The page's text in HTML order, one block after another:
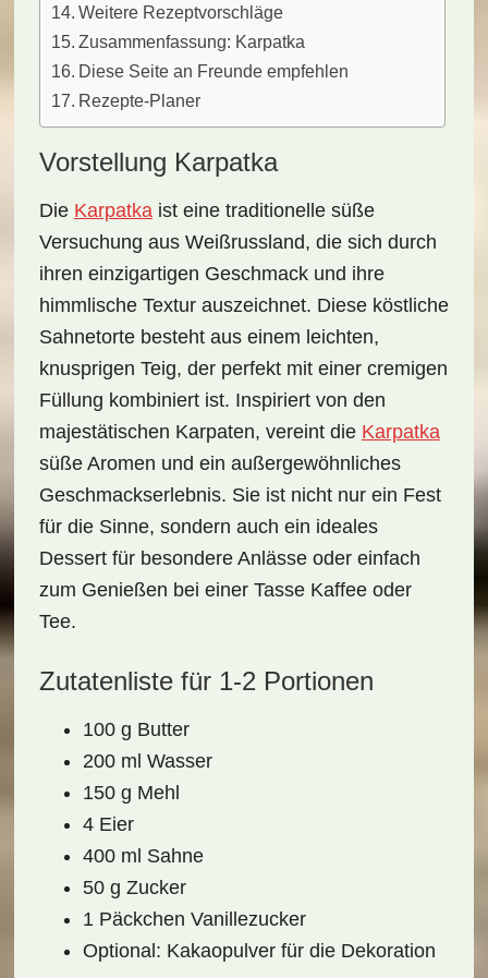
Weitere Rezeptvorschläge
Zusammenfassung: Karpatka
Diese Seite an Freunde empfehlen
Rezepte-Planer
Vorstellung Karpatka
Die Karpatkaist eine traditionelle süße
Versuchung aus Weißrussland, die sich durch
ihren einzigartigen Geschmack und ihre
himmlische Textur auszeichnet. Diese köstliche
Sahnetorte besteht aus einem leichten,
knusprigen Teig, der perfekt mit einer cremigen
Füllung kombiniert ist. Inspiriert von den
majestätischen Karpaten, vereint die Karpatka
süße Aromen und ein außergewöhnliches
Geschmackserlebnis. Sie ist nicht nur ein Fest
für die Sinne, sondern auch ein ideales
Dessert für besondere Anlässe oder einfach
zum Genießen bei einer Tasse Kaffee oder
Tee.
Zutatenliste für 1-2 Portionen
100 g Butter
200 ml Wasser
150 g Mehl
4 Eier
400 ml Sahne
50 g Zucker
1 Päckchen Vanillezucker
Optional: Kakaopulver für die Dekoration